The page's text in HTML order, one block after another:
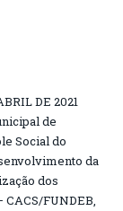
DE 2021
de
Social do
da
dos
FUNDEB,